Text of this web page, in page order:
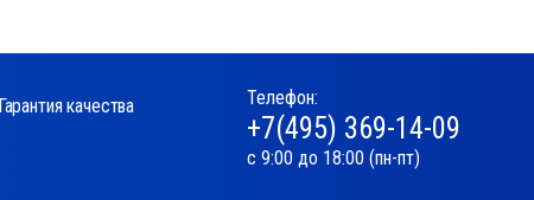
Гарантия качества Телефон:
+7(495) 369-14-09
с 9:00 до 18:00 (пн-пт)